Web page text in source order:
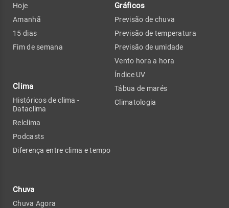
Hoje
Amanhã
15 dias
Fim de semana
Clima
Históricos de clima -
Dataclima
Relclima
Podcasts
Diferença entre clima e tempo
Chuva
Chuva Agora
Gráficos
Previsão de chuva
Previsão de temperatura
Previsão de umidade
Vento hora a hora
Índice UV
Tábua de marés
Climatologia